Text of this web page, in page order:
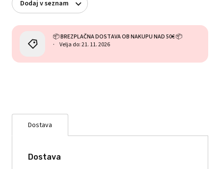
Dodaj v seznam
📦 BREZPLAČNA DOSTAVA OB NAKUPU NAD 50€ 📦
Velja do: 21. 11. 2026
Dostava
Dostava